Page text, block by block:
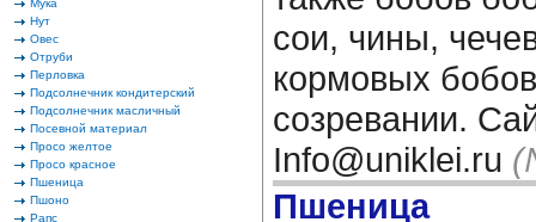
Мука
Нут
Овес
Отруби
Перловка
Подсолнечник кондитерский
Подсолнечник масличный
Посевной материал
Просо желтое
Просо красное
Пшеница
Пшоно
Рапс
сои, чины,
кормовых
созревании.
Info@uniklei.ru
Пшеница